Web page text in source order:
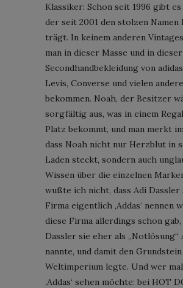
Klassiker: Schon seit 1996 gibt es
der seit 2001 den stolzen Namen
trägt. In keinem anderen
man in dieser Masse und in
Secondhandbekleidung von
Levis, Converse und vielen
bekommen. Noah, der Besitzer
sorgfältig aus, was in einem
Platz bekommt, und man merkt
dass Noah nicht nur Herzblut in
Laden steckt, sondern auch
Wissen über die einzelnen
wußte ich nicht, dass Adi Dassler
Firma eigentlich ‚Addas‘ nennen
diese Firma allerdings schon gab,
Dassler sie eher als „Notlösung“
nannte, und damit den
Weltimperium legte. Und wer
‚Addas‘ sehen möchte: bei HOT